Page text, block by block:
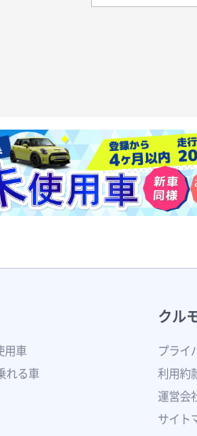
用車
れる車
クル
プライ
利用約
運営会
サイト